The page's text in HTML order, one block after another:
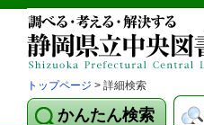
トップページ > 詳細検索
かんたん検索